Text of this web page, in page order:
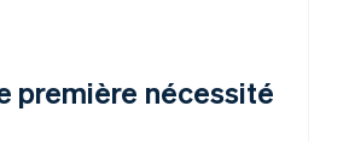
première nécessité